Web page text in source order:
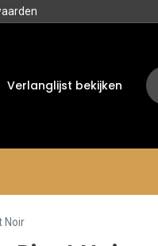
Verlanglijst bekijken
Noir